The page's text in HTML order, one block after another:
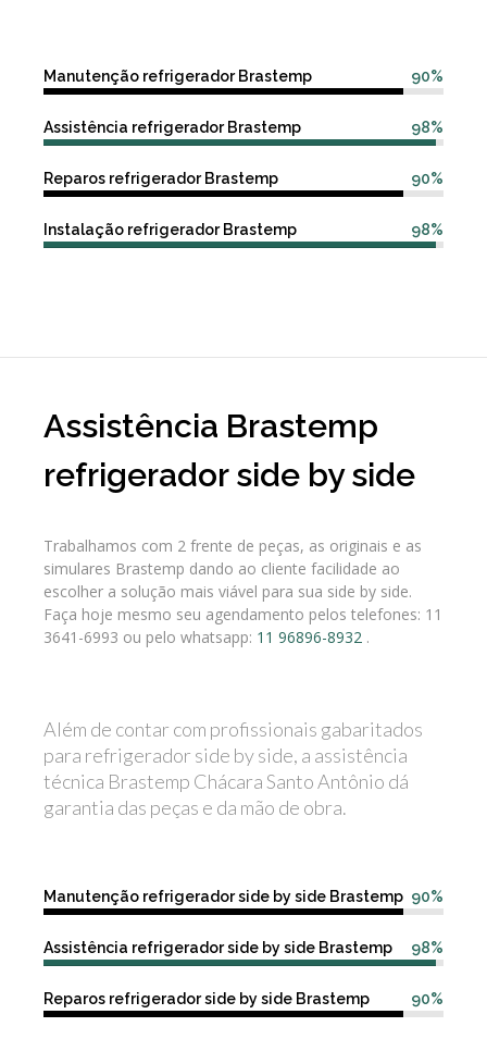
90%
Manutenção refrigerador Brastemp
98%
Assistência refrigerador Brastemp
90%
Reparos refrigerador Brastemp
98%
Instalação refrigerador Brastemp
Assistência Brastemp
refrigerador side by side
Trabalhamos com 2 frente de peças, as originais e as
simulares Brastemp dando ao cliente facilidade ao
escolher a solução mais viável para sua side by side.
Faça hoje mesmo seu agendamento pelos telefones: 11
3641-6993 ou pelo whatsapp: 11 96896-8932 .
Além de contar com profissionais gabaritados
para refrigerador side by side, a assistência
técnica Brastemp Chácara Santo Antônio dá
garantia das peças e da mão de obra.
90%
Manutenção refrigerador side by side Brastemp
98%
Assistência refrigerador side by side Brastemp
90%
Reparos refrigerador side by side Brastemp